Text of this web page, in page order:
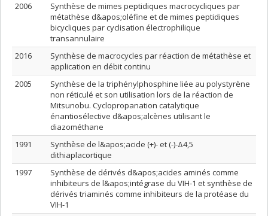
2006
Synthèse de mimes peptidiques macrocycliques par
métathèse d&apos;oléfine et de mimes peptidiques
bicycliques par cyclisation électrophilique
transannulaire
2016
Synthèse de macrocycles par réaction de métathèse et
application en débit continu
2005
Synthèse de la triphénylphosphine liée au polystyrène
non réticulé et son utilisation lors de la réaction de
Mitsunobu. Cyclopropanation catalytique
énantiosélective d&apos;alcènes utilisant le
diazométhane
1991
Synthèse de l&apos;acide (+)- et (-)-Δ4,5
dithiaplacortique
1997
Synthèse de dérivés d&apos;acides aminés comme
inhibiteurs de l&apos;intégrase du VIH-1 et synthèse de
dérivés triaminés comme inhibiteurs de la protéase du
VIH-1